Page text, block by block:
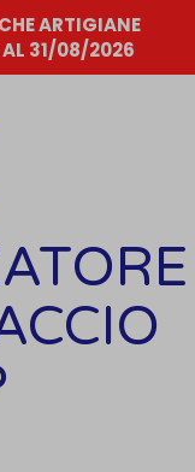
ARTIGIANE
31/08/2026